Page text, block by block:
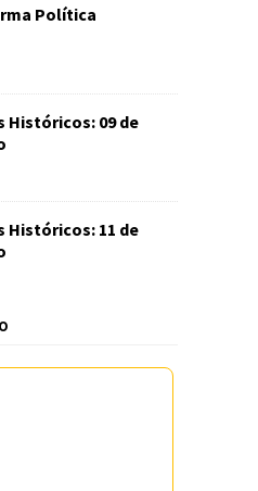
Política
Históricos: 09 de
Históricos: 11 de